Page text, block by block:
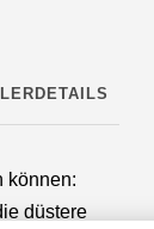
können:
düstere